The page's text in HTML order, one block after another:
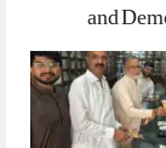
and